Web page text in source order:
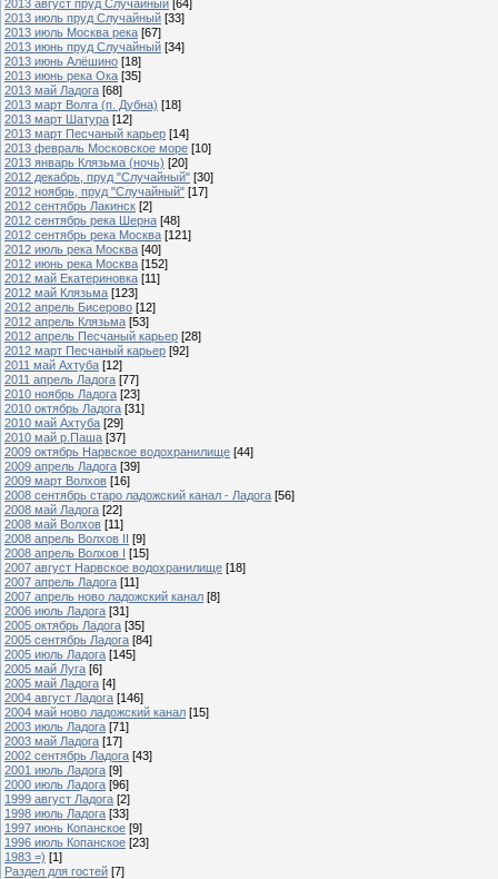
2013 август пруд Случайный [64]
2013 июль пруд Случайный [33]
2013 июль Москва река [67]
2013 июнь пруд Случайный [34]
2013 июнь Алёшино [18]
2013 июнь река Ока [35]
2013 май Ладога [68]
2013 март Волга (п. Дубна) [18]
2013 март Шатура [12]
2013 март Песчаный карьер [14]
2013 февраль Московское море [10]
2013 январь Клязьма (ночь) [20]
2012 декабрь, пруд "Случайный" [30]
2012 ноябрь, пруд "Случайный" [17]
2012 сентябрь Лакинск [2]
2012 сентябрь река Шерна [48]
2012 сентябрь река Москва [121]
2012 июль река Москва [40]
2012 июнь река Москва [152]
2012 май Екатериновка [11]
2012 май Клязьма [123]
2012 апрель Бисерово [12]
2012 апрель Клязьма [53]
2012 апрель Песчаный карьер [28]
2012 март Песчаный карьер [92]
2011 май Ахтуба [12]
2011 апрель Ладога [77]
2010 ноябрь Ладога [23]
2010 октябрь Ладога [31]
2010 май Ахтуба [29]
2010 май р.Паша [37]
2009 октябрь Нарвское водохранилище [44]
2009 апрель Ладога [39]
2009 март Волхов [16]
2008 сентябрь старо ладожский канал - Ладога [56]
2008 май Ладога [22]
2008 май Волхов [11]
2008 апрель Волхов II [9]
2008 апрель Волхов I [15]
2007 август Нарвское водохранилище [18]
2007 апрель Ладога [11]
2007 апрель ново ладожский канал [8]
2006 июль Ладога [31]
2005 октябрь Ладога [35]
2005 сентябрь Ладога [84]
2005 июль Ладога [145]
2005 май Луга [6]
2005 май Ладога [4]
2004 август Ладога [146]
2004 май ново ладожский канал [15]
2003 июль Ладога [71]
2003 май Ладога [17]
2002 сентябрь Ладога [43]
2001 июль Ладога [9]
2000 июль Ладога [96]
1999 август Ладога [2]
1998 июль Ладога [33]
1997 июнь Копанское [9]
1996 июль Копанское [23]
1983 =) [1]
Раздел для гостей [7]